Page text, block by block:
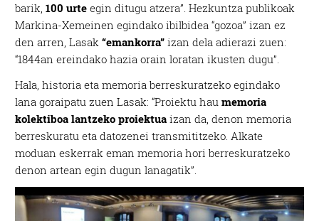
barik,100 urte egin ditugu atzera”. Hezkuntza publikoak
Markina-Xemeinen egindako ibilbidea “gozoa” izan ez
den arren, Lasak“emankorra” izan dela adierazi zuen:
“1844an ereindako hazia orain loratan ikusten dugu”.
Hala, historia eta memoria berreskuratzeko egindako
lana goraipatu zuen Lasak: “Proiektu haumemoria
kolektiboa lantzeko proiektua izan da, denon memoria
berreskuratu eta datozenei transmititzeko. Alkate
moduan eskerrak eman memoria hori berreskuratzeko
denon artean egin dugun lanagatik”.